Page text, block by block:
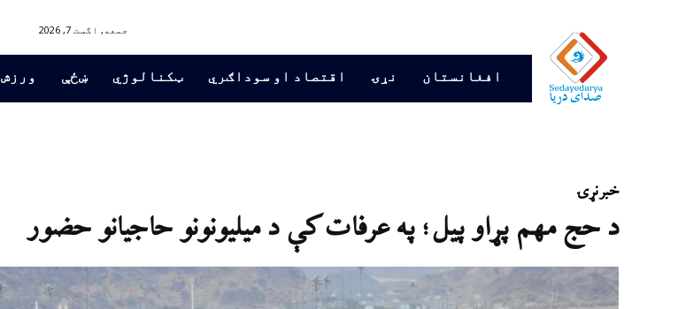
جمعه, اگست 7, 2026
افغانستان نړۍ اقتصاد او سوداګري ټکنالوژي ښځې ورزش
خبرنړۍ
د حج مهم پړاو پیل؛ په عرفات کې د میلیونونو حاجیانو حضور